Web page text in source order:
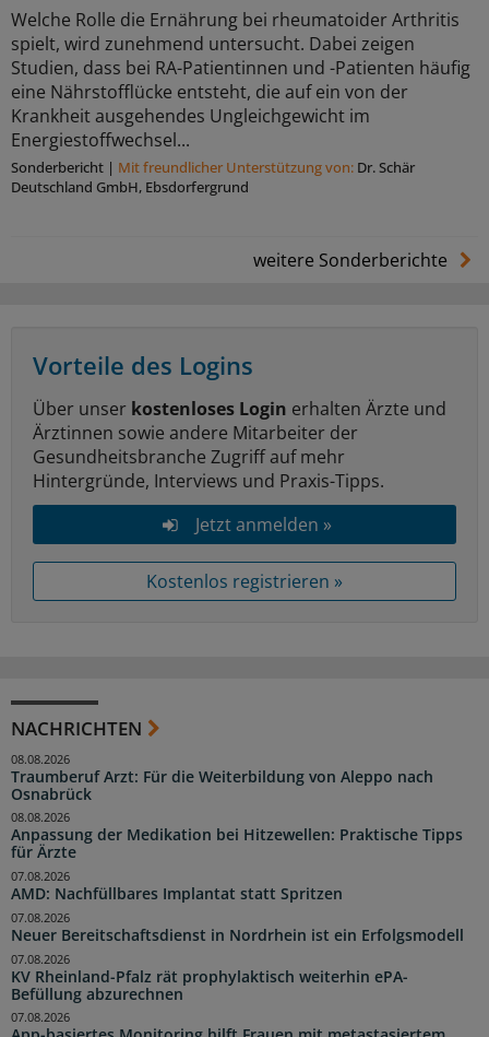
Welche Rolle die Ernährung bei rheumatoider Arthritis
spielt, wird zunehmend untersucht. Dabei zeigen
Studien, dass bei RA-Patientinnen und -Patienten häufig
eine Nährstofflücke entsteht, die auf ein von der
Krankheit ausgehendes Ungleichgewicht im
Energiestoffwechsel...
Sonderbericht | Mit freundlicher Unterstützung von: Dr. Schär
Deutschland GmbH, Ebsdorfergrund
weitere Sonderberichte
Vorteile des Logins
Über unser kostenloses Login erhalten Ärzte und
Ärztinnen sowie andere Mitarbeiter der
Gesundheitsbranche Zugriff auf mehr
Hintergründe, Interviews und Praxis-Tipps.
Jetzt anmelden »
Kostenlos registrieren »
NACHRICHTEN
Traumberuf Arzt: Für die Weiterbildung von Aleppo nach
Osnabrück
08.08.2026
Anpassung der Medikation bei Hitzewellen: Praktische Tipps
für Ärzte
08.08.2026
AMD: Nachfüllbares Implantat statt Spritzen
07.08.2026
Neuer Bereitschaftsdienst in Nordrhein ist ein Erfolgsmodell
07.08.2026
KV Rheinland-Pfalz rät prophylaktisch weiterhin ePA-
Befüllung abzurechnen
07.08.2026
07.08.2026